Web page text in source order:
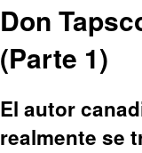
Don
(Parte 1)
El autor
realmente se